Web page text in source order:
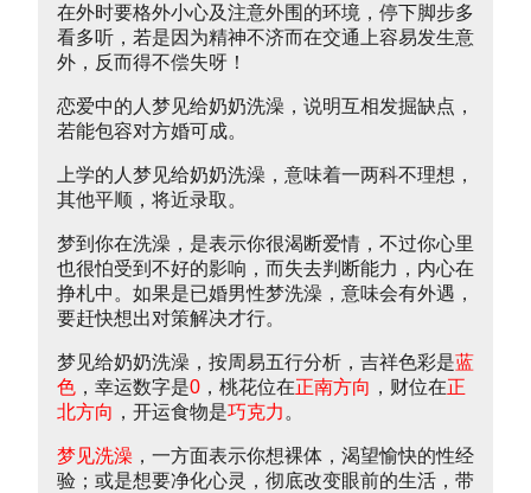
在外时要格外小心及注意外围的环境，停下脚步多
看多听，若是因为精神不济而在交通上容易发生意
外，反而得不偿失呀！
恋爱中的人梦见给奶奶洗澡，说明互相发掘缺点，
若能包容对方婚可成。
上学的人梦见给奶奶洗澡，意味着一两科不理想，
其他平顺，将近录取。
梦到你在洗澡，是表示你很渴断爱情，不过你心里
也很怕受到不好的影响，而失去判断能力，内心在
挣札中。如果是已婚男性梦洗澡，意味会有外遇，
要赶快想出对策解决才行。
梦见给奶奶洗澡，按周易五行分析，吉祥色彩是蓝
色 ，幸运数字是0 ，桃花位在正南方向 ，财位在正
北方向 ，开运食物是巧克力 。
梦见洗澡 ，一方面表示你想裸体，渴望愉快的性经
验；或是想要净化心灵，彻底改变眼前的生活，带